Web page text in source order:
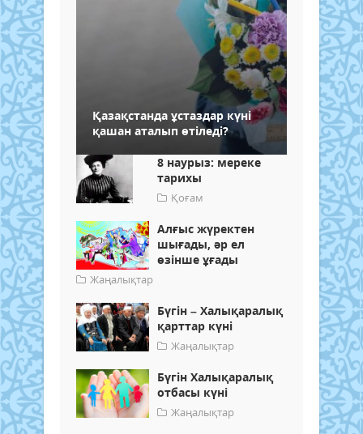
Қазақстанда ұстаздар күні
қашан аталып өтіледі?
8 наурыз: мереке
тарихы
Қоғам
Алғыс жүректен
шығады, әр ел
өзінше ұғады
Жаңалықтар
Бүгін – Халықаралық
қарттар күні
Жаңалықтар
Бүгін Халықаралық
отбасы күні
Жаңалықтар